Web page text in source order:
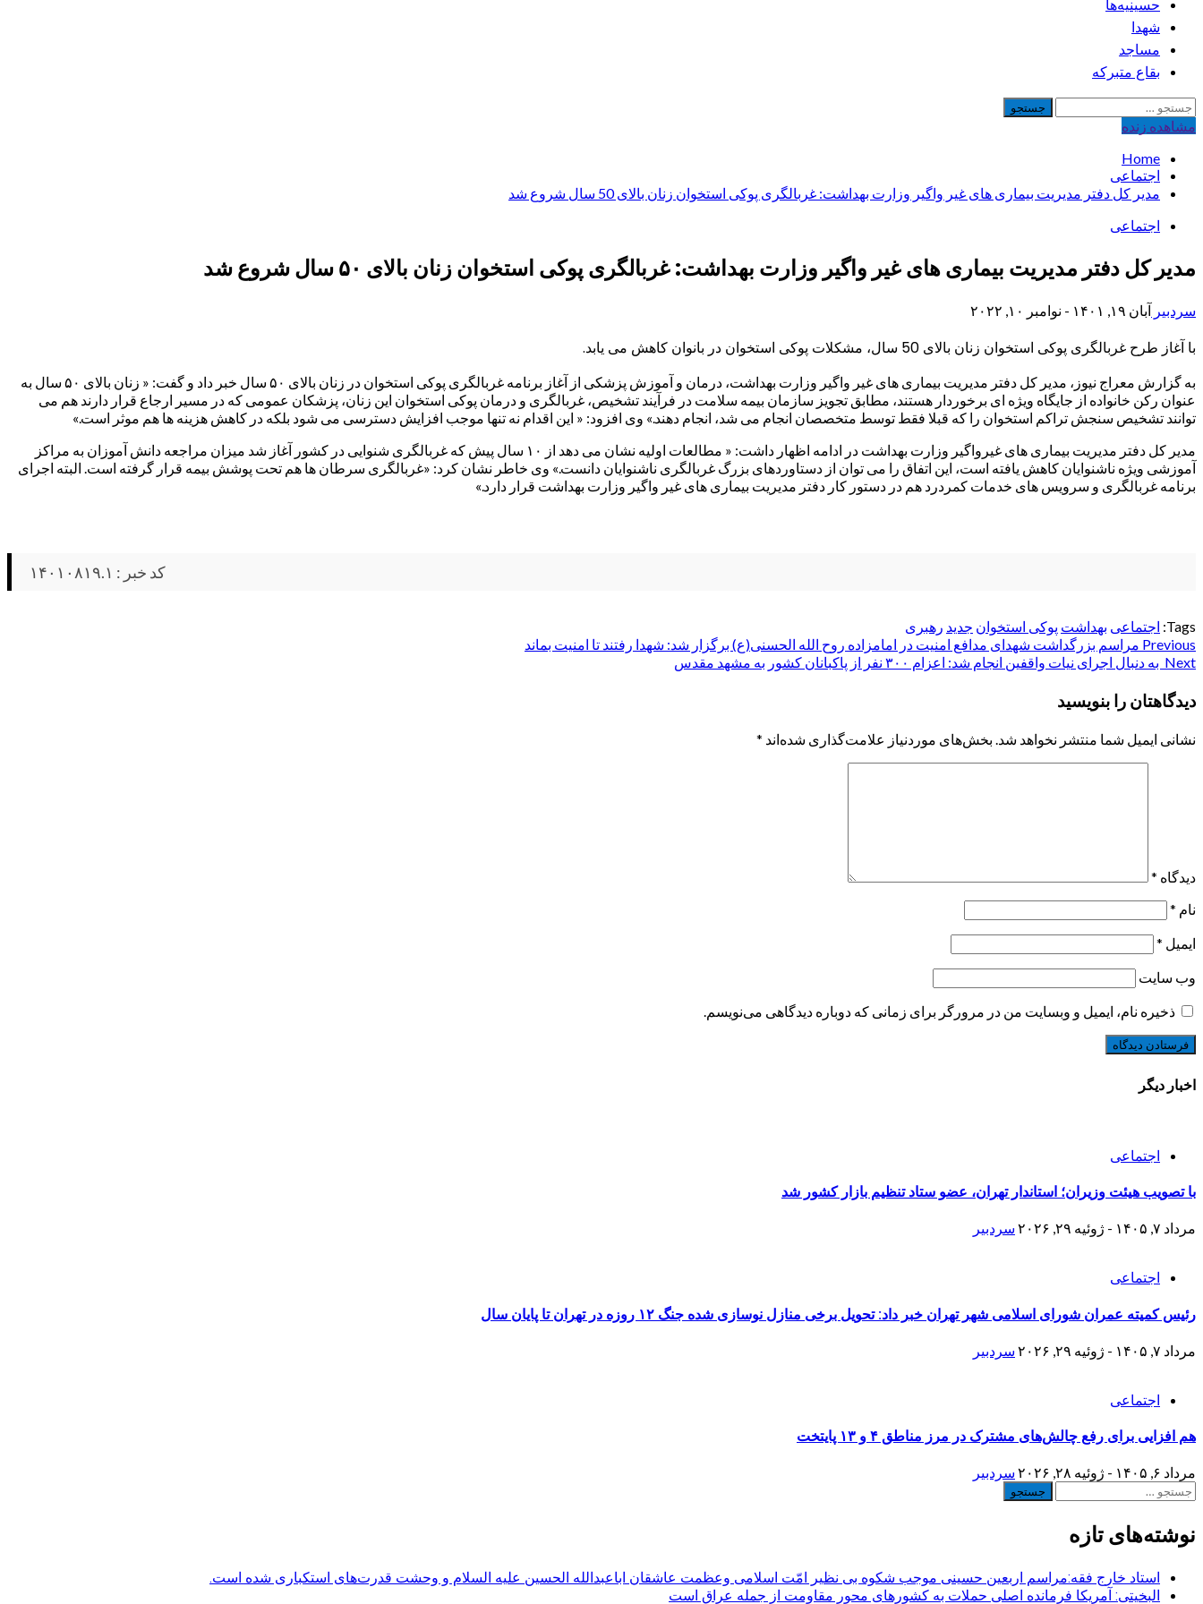
حسینیه‌ها
شهدا
مساجد
بقاع متبرکه
جستجو
برای:
مشاهده‌ زنده
Home
اجتماعی
مدیر کل دفتر مدیریت بیماری های غیر واگیر وزارت بهداشت: غربالگری پوکی استخوان زنان بالای 50 سال شروع شد
اجتماعی
مدیر کل دفتر مدیریت بیماری های غیر واگیر وزارت بهداشت: غربالگری پوکی استخوان زنان بالای ۵۰ سال شروع شد
سردبیر آبان ۱۹, ۱۴۰۱ - نوامبر ۱۰, ۲۰۲۲
با آغاز طرح غربالگری پوکی استخوان زنان بالای 50 سال، مشکلات پوکی استخوان در بانوان کاهش می یابد.
به گزارش معراج نیوز، مدیر کل دفتر مدیریت بیماری های غیر واگیر وزارت بهداشت، درمان و آموزش پزشکی از آغاز برنامه غربالگری پوکی استخوان در زنان بالای ۵۰ سال خبر داد و گفت: « زنان بالای ۵۰ سال به
عنوان رکن خانواده از جایگاه ویژه ای برخوردار هستند، مطابق تجویز سازمان بیمه سلامت در فرآیند تشخیص، غربالگری و درمان پوکی استخوان این زنان، پزشکان عمومی که در مسیر ارجاع قرار دارند هم می
توانند تشخیص سنجش تراکم استخوان را که قبلا فقط توسط متخصصان انجام می شد، انجام دهند.» وی افزود: « این اقدام نه تنها موجب افزایش دسترسی می شود بلکه در کاهش هزینه ها هم موثر است.»
مدیر کل دفتر مدیریت بیماری های غیرواگیر وزارت بهداشت در ادامه اظهار داشت: « مطالعات اولیه نشان می دهد از ۱۰ سال پیش که غربالگری شنوایی در کشور آغاز شد میزان مراجعه دانش آموزان به مراکز
آموزشی ویژه ناشنوایان کاهش یافته است، این اتفاق را می توان از دستاوردهای بزرگ غربالگری ناشنوایان دانست.» وی خاطر نشان کرد: «غربالگری سرطان ها هم تحت پوشش بیمه قرار گرفته است. البته اجرای
برنامه غربالگری و سرویس های خدمات کمردرد هم در دستور کار دفتر مدیریت بیماری های غیر واگیر وزارت بهداشت قرار دارد.»
کد خبر : ۱۴۰۱۰۸۱۹.۱
Tags: اجتماعی بهداشت پوکی استخوان جدید رهبری
Post
navigation
Previous مراسم بزرگداشت شهدای مدافع امنیت در امامزاده روح الله الحسنی(ع) برگزار شد: شهدا رفتند تا امنیت بماند
Next به دنبال اجرای نیات واقفین انجام شد: اعزام ۳۰۰ نفر از پاکبانان کشور به مشهد مقدس
دیدگاهتان را بنویسید
نشانی ایمیل شما منتشر نخواهد شد. بخش‌های موردنیاز علامت‌گذاری شده‌اند *
دیدگاه *
نام *
ایمیل *
وب‌ سایت
ذخیره نام، ایمیل و وبسایت من در مرورگر برای زمانی که دوباره دیدگاهی می‌نویسم.
اخبار دیگر
اجتماعی
با تصویب هیئت وزیران؛ استاندار تهران، عضو ستاد تنظیم بازار کشور شد
مرداد ۷, ۱۴۰۵ - ژوئیه ۲۹, ۲۰۲۶ سردبیر
اجتماعی
رئیس کمیته عمران شورای اسلامی شهر تهران خبر داد: تحویل برخی منازل نوسازی شده جنگ ۱۲ روزه در تهران تا پایان سال
مرداد ۷, ۱۴۰۵ - ژوئیه ۲۹, ۲۰۲۶ سردبیر
اجتماعی
هم افزایی برای رفع چالش‌های مشترک در مرز مناطق ۴ و ۱۳ پایتخت
مرداد ۶, ۱۴۰۵ - ژوئیه ۲۸, ۲۰۲۶
سردبیر
جستجو
نوشته‌های تازه
استاد خارج فقه:مراسم اربعین حسینی موجب شکوه بی نظیر امّت اسلامی وعظمت عاشقان اباعبدالله الحسین علیه السلام و وحشت قدرت‌های استکباری شده است.
البخیتی: آمریکا فرمانده اصلی حملات به کشورهای محور مقاومت از جمله عراق است